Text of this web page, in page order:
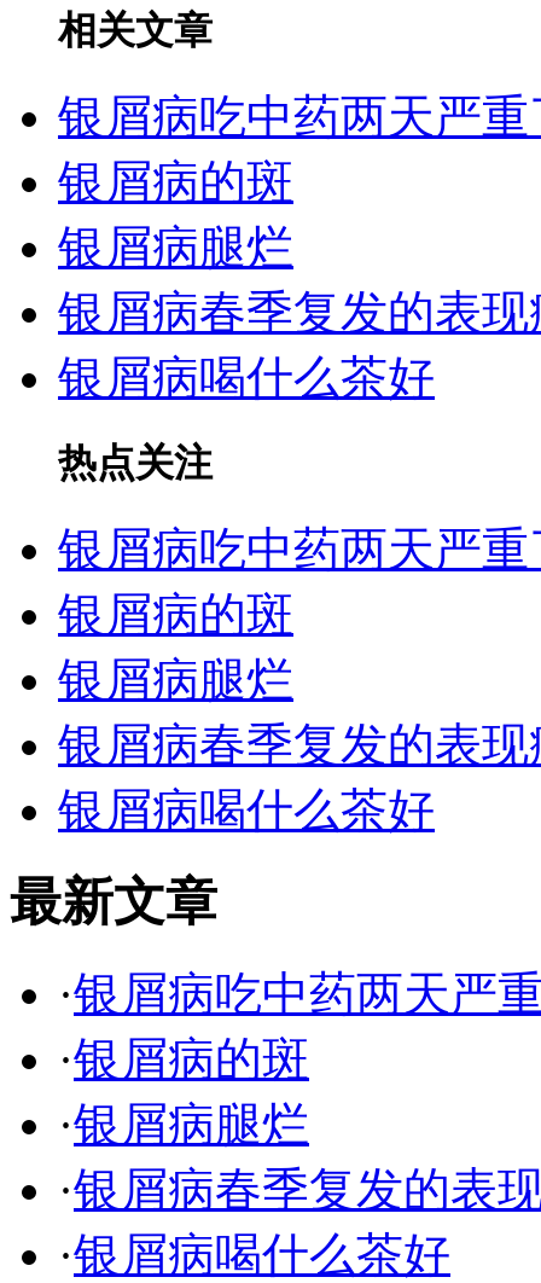
相关文章
银屑病吃中药两天严重
银屑病的斑
银屑病腿烂
银屑病春季复发的表现
银屑病喝什么茶好
热点关注
银屑病吃中药两天严重
银屑病的斑
银屑病腿烂
银屑病春季复发的表现
银屑病喝什么茶好
最新文章
·银屑病吃中药两天严
·银屑病的斑
·银屑病腿烂
·银屑病春季复发的表
·银屑病喝什么茶好